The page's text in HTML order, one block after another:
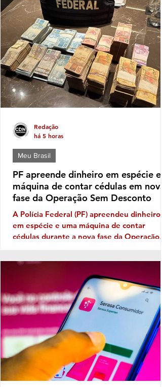
PF apreende dinheiro em espécie e
máquina de contar cédulas em nova
fase da Operação Sem Desconto
A Polícia Federal (PF) apreendeu dinheiro
em espécie e uma máquina de contar
cédulas durante a nova fase da Operação
esquema de fraudes em descontos ilegais
pensionistas do Instituto Nacional do
Social (INSS). A ofensiva foi autorizada pelo
ministro André Mendonça, do Supremo
Tribunal Federal (STF), e incluiu o
cumprimento de mandados de busca e
apreensão para aprofundar as
Meu Brasil
Redação
há 5 horas